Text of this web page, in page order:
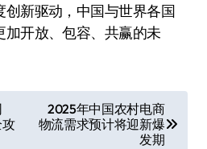
创新驱动，中国与世界各国
开放、包容、共赢的未
2025年中国农村电商
物流需求预计将迎新爆
发期